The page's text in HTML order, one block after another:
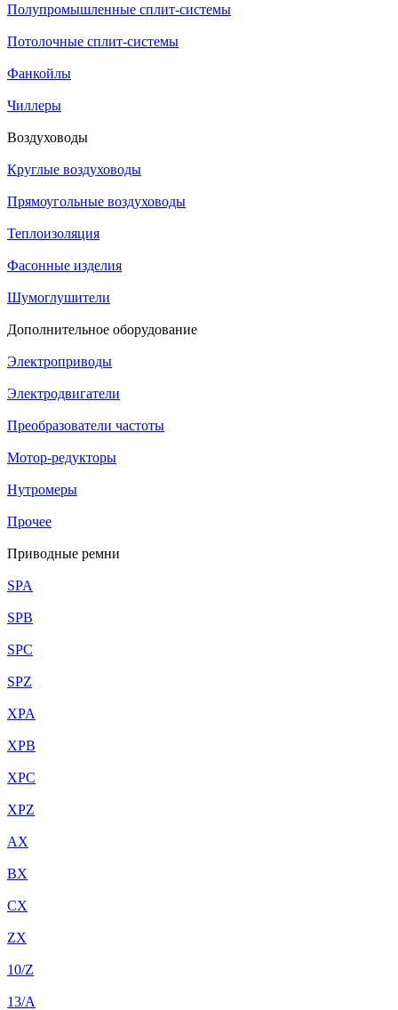
Полупромышленные сплит-системы
Потолочные сплит-системы
Фанкойлы
Чиллеры
Воздуховоды
Круглые воздуховоды
Прямоугольные воздуховоды
Теплоизоляция
Фасонные изделия
Шумоглушители
Дополнительное оборудование
Электроприводы
Электродвигатели
Преобразователи частоты
Мотор-редукторы
Нутромеры
Прочее
Приводные ремни
SPA
SPB
SPC
SPZ
XPA
XPB
XPC
XPZ
AX
BX
CX
ZX
10/Z
13/A